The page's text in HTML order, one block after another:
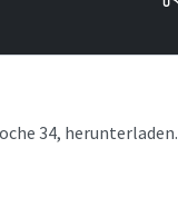
34, herunterladen.